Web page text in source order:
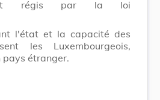
régis par la loi
l'état et la capacité des
les Luxembourgeois,
pays étranger.